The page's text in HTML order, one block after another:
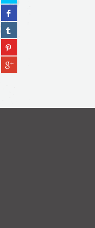
sur
twitter
(Nouvelle
fenêtre)
Partager
sur
facebook
(Nouvelle
fenêtre)
Partager
sur
tumblr
(Nouvelle
fenêtre)
Partager
sur
pinterest
(Nouvelle
Partager
sur